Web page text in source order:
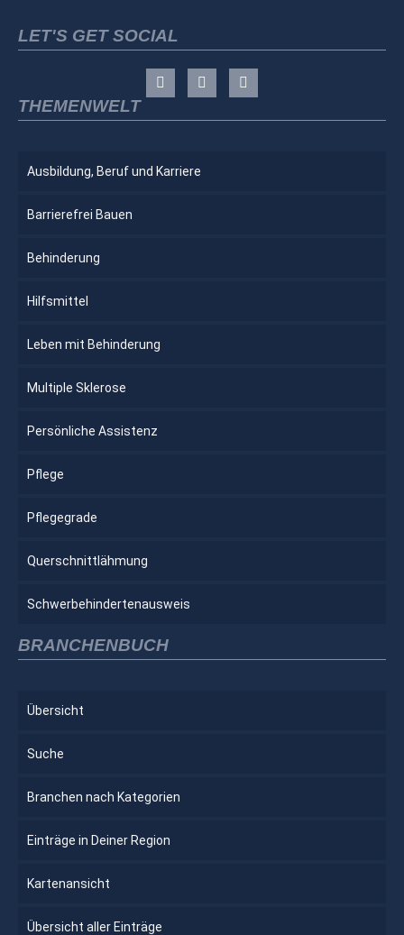
LET'S GET SOCIAL
THEMENWELT
Ausbildung, Beruf und Karriere
Barrierefrei Bauen
Behinderung
Hilfsmittel
Leben mit Behinderung
Multiple Sklerose
Persönliche Assistenz
Pflege
Pflegegrade
Querschnittlähmung
Schwerbehindertenausweis
BRANCHENBUCH
Übersicht
Suche
Branchen nach Kategorien
Einträge in Deiner Region
Kartenansicht
Übersicht aller Einträge